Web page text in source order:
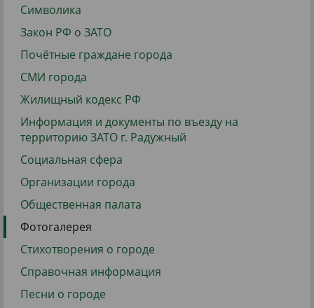
Символика
Закон РФ о ЗАТО
Почётные граждане города
СМИ города
Жилищный кодекс РФ
Информация и документы по въезду на
территорию ЗАТО г. Радужный
Социальная сфера
Организации города
Общественная палата
Фотогалерея
Стихотворения о городе
Справочная информация
Песни о городе